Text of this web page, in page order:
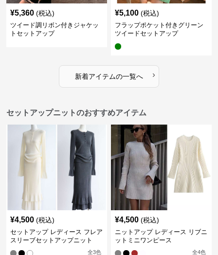
¥5,360 (税込)
ツイード調リボン付きジャケッ
トセットアップ
¥5,100 (税込)
フラップポケット付きグリーン
ツイードセットアップ
新着アイテムの一覧へ ›
セットアップニットのおすすめアイテム
¥4,500 (税込)
セットアップ レディース フレア
スリーブセットアップニット
全3色
¥4,500 (税込)
ニットアップ レディース リブニ
ットミニワンピース
全4色